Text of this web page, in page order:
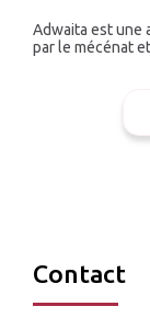
Adwaita est une
par le mécénat
Contact